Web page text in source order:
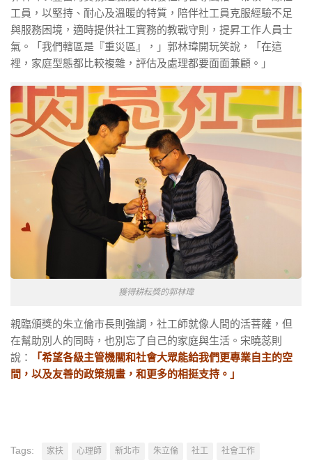
工員，以堅持、耐心及溫暖的特質，陪伴社工員克服經驗不足
與服務困境，適時提供社工實務的教戰守則，提昇工作人員士
氣。「我們轄區是『重災區』，」郭林瑋開玩笑說，「在這
裡，家庭型態都比較複雜，評估及處理都要面面兼顧。」
獲得耕耘獎的郭林瑋
親臨頒獎的朱立倫市長則強調，社工師就像人間的活菩薩，但
在幫助別人的同時，也別忘了自己的家庭與生活。宋曉蕊則
說：
「希望各級主管機關和社會大眾能給我們更專業自主的空
間，以及友善的政策規畫，和更多的相挺支持。」
Tags: 家扶 心理師 新北市 朱立倫 社工
社會工作